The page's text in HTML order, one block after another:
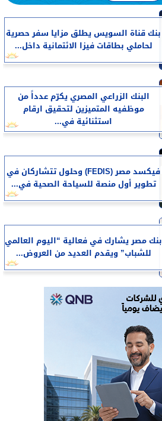
بنك قناة السويس يطلق مزايا سفر حصرية
لحاملي بطاقات فيزا الائتمانية داخل...
البنك الزراعي المصري يكرّم عدداً من
موظفيه المتميزين لتحقيق ارقام
استثنائية في...
فيكسد مصر (FEDIS) وحلول تتشاركان في
تطوير أول منصة للسياحة الصحية في...
بنك مصر يشارك في فعالية “اليوم العالمي
للشباب” ويقدم العديد من العروض...